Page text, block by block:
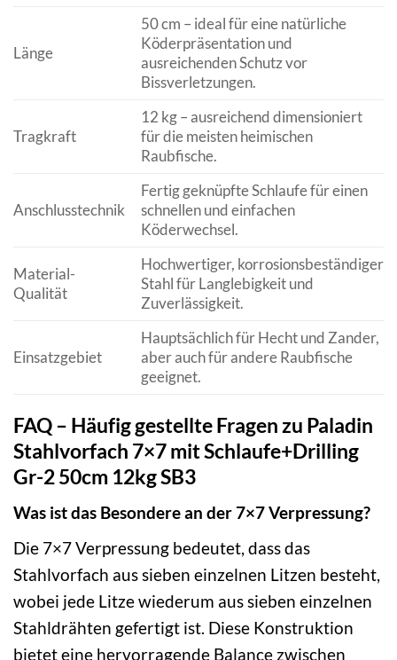
Länge
50 cm – ideal für eine natürliche
Köderpräsentation und
ausreichenden Schutz vor
Bissverletzungen.
Tragkraft
12 kg – ausreichend dimensioniert
für die meisten heimischen
Raubfische.
Anschlusstechnik
Fertig geknüpfte Schlaufe für einen
schnellen und einfachen
Köderwechsel.
Material-
Qualität
Hochwertiger, korrosionsbeständiger
Stahl für Langlebigkeit und
Zuverlässigkeit.
Einsatzgebiet
Hauptsächlich für Hecht und Zander,
aber auch für andere Raubfische
geeignet.
FAQ – Häufig gestellte Fragen zu Paladin
Stahlvorfach 7×7 mit Schlaufe+Drilling
Gr-2 50cm 12kg SB3
Was ist das Besondere an der 7×7 Verpressung?
Die 7×7 Verpressung bedeutet, dass das
Stahlvorfach aus sieben einzelnen Litzen besteht,
wobei jede Litze wiederum aus sieben einzelnen
Stahldrähten gefertigt ist. Diese Konstruktion
bietet eine hervorragende Balance zwischen